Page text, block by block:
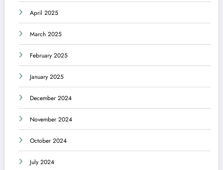
April 2025
March 2025
February 2025
January 2025
December 2024
November 2024
October 2024
July 2024